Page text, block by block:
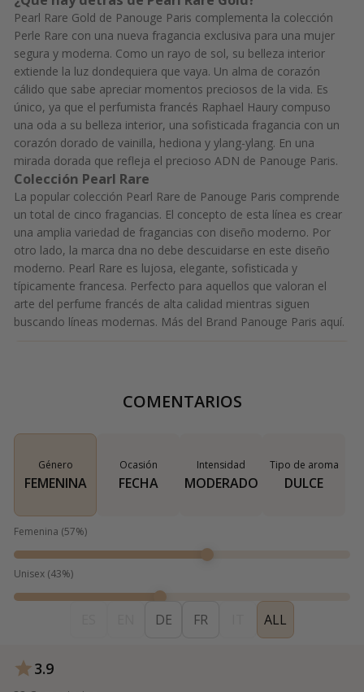
Pearl Rare Gold de Panouge Paris complementa la colección
Perle Rare con una nueva fragancia exclusiva para una mujer
segura y moderna. Como un rayo de sol, su belleza interior
extiende la luz dondequiera que vaya. Un alma de corazón
cálido que sabe apreciar momentos preciosos de la vida. Es
único, ya que el perfumista francés Raphael Haury compuso
una oda a su belleza interior, una sofisticada fragancia con un
corazón dorado de vainilla, hediona y ylang-ylang. En una
mirada dorada que refleja el precioso ADN de Panouge Paris.
Colección Pearl Rare
La popular colección Pearl Rare de Panouge Paris comprende
un total de cinco fragancias. El concepto de esta línea es crear
una amplia variedad de fragancias con diseño moderno. Por
otro lado, la marca dna no debe descuidarse en este diseño
moderno. Pearl Rare es lujosa, elegante, sofisticada y
típicamente francesa. Perfecto para aquellos que valoran el
arte del perfume francés de alta calidad mientras siguen
buscando líneas modernas. Más del Brand Panouge Paris aquí.
COMENTARIOS
Género
FEMENINA
Ocasión
FECHA
Intensidad
MODERADO
Tipo de aroma
DULCE
Femenina (57%)
Unisex (43%)
DE FR ALL
3.9